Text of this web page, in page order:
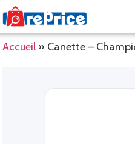
Accueil » Canette –